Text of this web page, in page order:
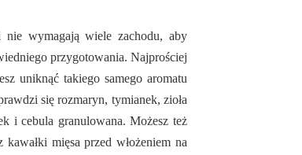
wymagają wiele zachodu, aby
przygotowania. Najprościej
uniknąć takiego samego aromatu
się rozmaryn, tymianek, zioła
i cebula granulowana. Możesz też
mięsa przed włożeniem na